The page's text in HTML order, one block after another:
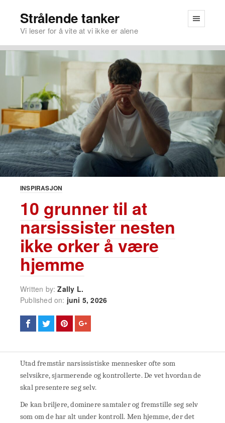
Strålende tanker
Vi leser for å vite at vi ikke er alene
INSPIRASJON
10 grunner til at
narsissister nesten
ikke orker å være
hjemme
Written by:Zally L.
Published on: juni 5, 2026
Utad fremstår narsissistiske mennesker ofte som
selvsikre, sjarmerende og kontrollerte. De vet hvordan de
skal presentere seg selv.
De kan briljere, dominere samtaler og fremstille seg selv
som om de har alt under kontroll. Men hjemme, der det